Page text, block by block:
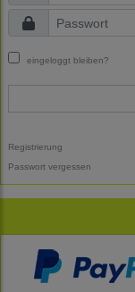
eingeloggt bleiben?
Registrierung
Passwort vergessen